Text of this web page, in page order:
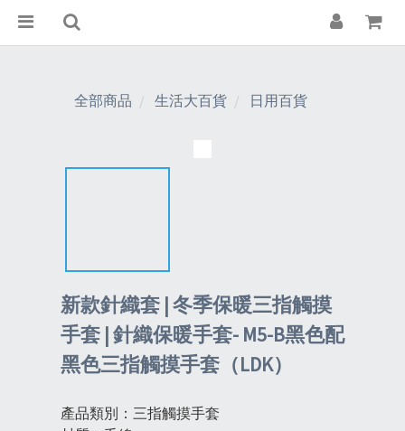
全部商品 生活大百貨 日用百貨
新款針織套 | 冬季保暖三指觸摸
手套 | 針織保暖手套- M5-B黑色配
黑色三指觸摸手套（LDK）
產品類別：三指觸摸手套